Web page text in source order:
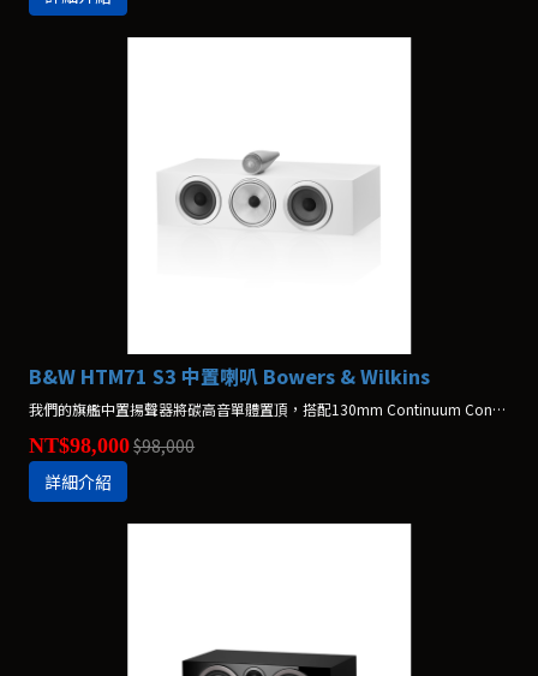
B&W HTM71 S3 中置喇叭 Bowers & Wilkins
我們的旗艦中置揚聲器將碳高音單體置頂，搭配130mm Continuum Cone FST™ 中音單體，讓人聲更為清晰；加上兩顆Aerofoil™ Profile低音，會是您家庭劇院的完美夥伴。
NT$98,000$98,000
詳細介紹